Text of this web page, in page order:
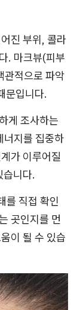
진 부위, 콜라
. 마크뷰(피부
관적으로 파악
문입니다.
게 조사하는
너지를 집중하
가 이루어질
습니다.
를 직접 확인
곳인지를 먼
이 될 수 있습